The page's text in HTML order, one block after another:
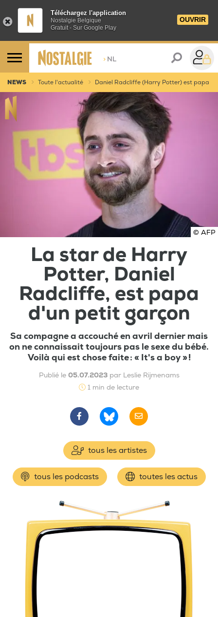
Téléchargez l'application
Nostalgie Belgique
Gratuit - Sur Google Play
OUVRIR
> NL
NEWS Toute l'actualité Daniel Radcliffe (Harry Potter) est papa
© AFP
La star de Harry
Potter, Daniel
Radcliffe, est papa
d'un petit garçon
Sa compagne a accouché en avril dernier mais
on ne connaissait toujours pas le sexe du bébé.
Voilà qui est chose faite : « It's a boy » !
Publié le 05.07.2023 par Leslie Rijmenams
1 min de lecture
tous les artistes
tous les podcasts toutes les actus